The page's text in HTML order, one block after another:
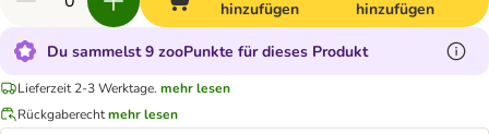
hinzufügen
hinzufügen
Du sammelst 9 zooPunkte für dieses Produkt
Lieferzeit 2-3 Werktage. mehr lesen
Rückgaberechtmehr lesen